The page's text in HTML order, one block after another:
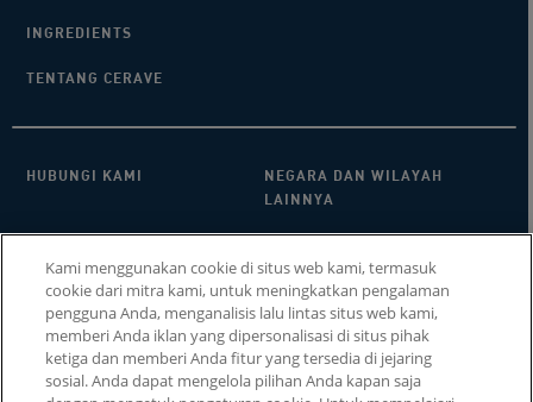
INGREDIENTS
TENTANG CERAVE
HUBUNGI KAMI​
NEGARA DAN WILAYAH
LAINNYA
PENGATURAN COOKIE COOKIE POLICY
SITEMAP
Kami menggunakan cookie di situs web kami, termasuk
cookie dari mitra kami, untuk meningkatkan pengalaman
pengguna Anda, menganalisis lalu lintas situs web kami,
memberi Anda iklan yang dipersonalisasi di situs pihak
ketiga dan memberi Anda fitur yang tersedia di jejaring
sosial. Anda dapat mengelola pilihan Anda kapan saja